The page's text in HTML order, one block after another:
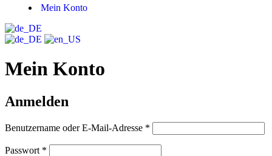
Mein Konto
Mein Konto
Anmelden
Benutzername oder E-Mail-Adresse *
Passwort *